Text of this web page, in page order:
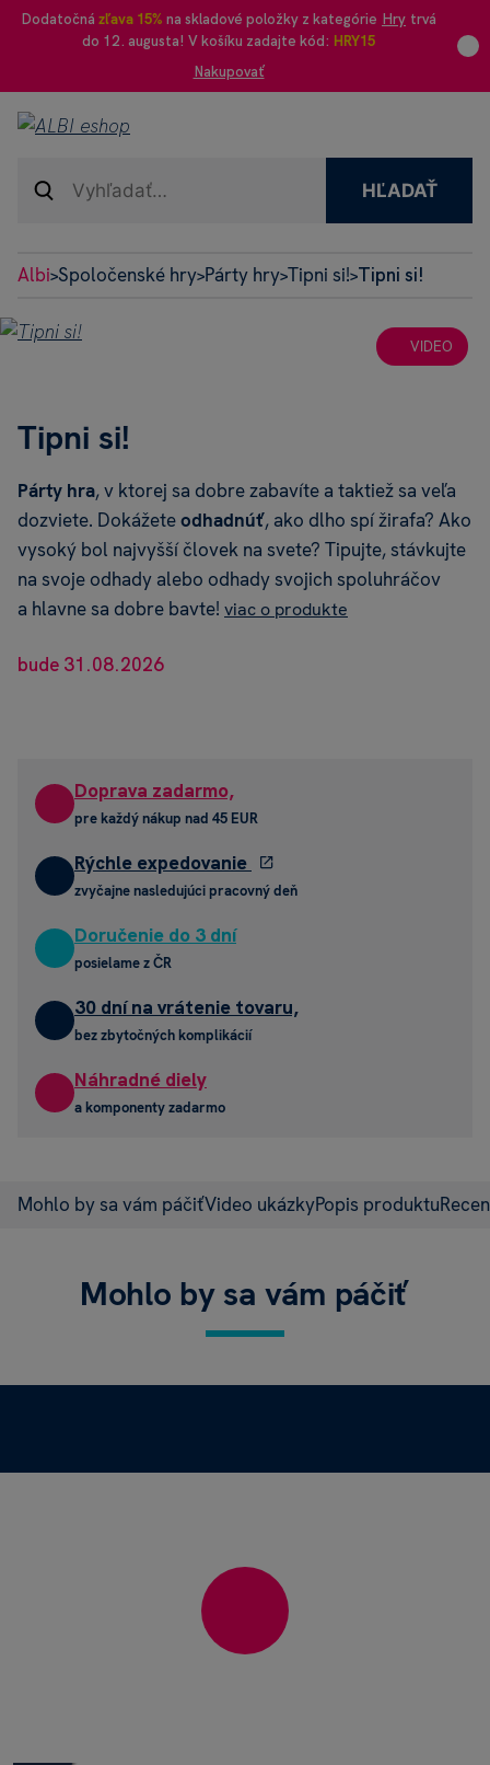
Dodatočná zľava 15% na skladové položky z kategórie Hry trvá
do 12. augusta! V košíku zadajte kód: HRY15
Nakupovať
HĽADAŤ
Albi>Spoločenské hry>Párty hry>Tipni si!>Tipni si!
VIDEO
Tipni si!
Párty hra, v ktorej sa dobre zabavíte a taktiež sa veľa
dozviete. Dokážeteodhadnúť, ako dlho spí žirafa? Ako
vysoký bol najvyšší človek na svete? Tipujte, stávkujte
na svoje odhady alebo odhady svojich spoluhráčov
a hlavne sa dobre bavte! viac o produkte
bude 31.08.2026
Doprava zadarmo,
pre každý nákup nad 45 EUR
Rýchle expedovanie
zvyčajne nasledujúci pracovný deň
Doručenie do 3 dní
posielame z ČR
30 dní na vrátenie tovaru,
bez zbytočných komplikácií
Náhradné diely
a komponenty zadarmo
Mohlo by sa vám páčiťVideo ukázkyPopis produktu
Mohlo by sa vám páčiť